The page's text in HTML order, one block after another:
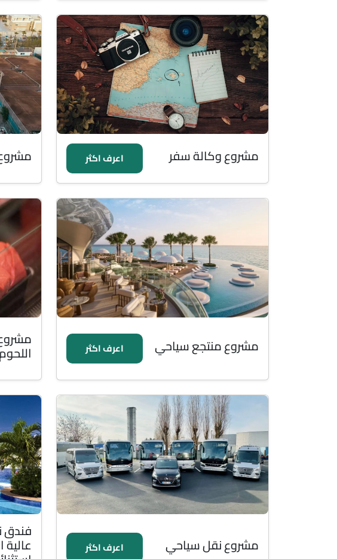
مشروع وكالة سفر اعرف اكثر
مشروع منتجع سياحي اعرف اكثر
مشروع نقل سياحي اعرف اكثر
فندق